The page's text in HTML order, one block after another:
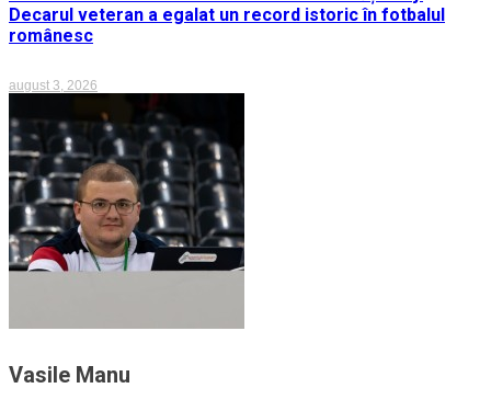
Decarul veteran a egalat un record istoric în fotbalul
românesc
august 3, 2026
Vasile Manu